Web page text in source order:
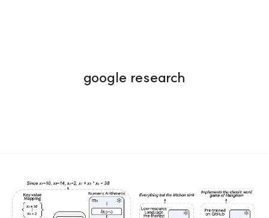
google research